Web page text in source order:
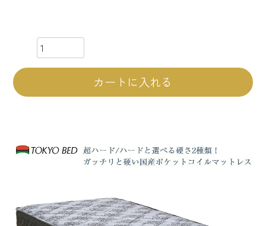
カートに入れる